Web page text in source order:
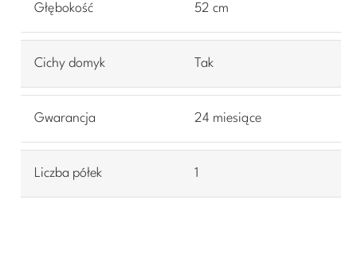
Głębokość 52 cm
Cichy domyk Tak
Gwarancja 24 miesiące
Liczba półek 1